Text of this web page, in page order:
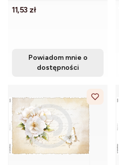
Cena
11,53 zł
Powiadom mnie o
dostępności